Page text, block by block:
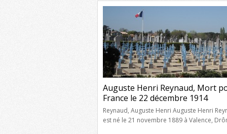
classe au 42è […]
Auguste Henri Reynaud, Mort
France le 22 décembre 1914
Reynaud, Auguste Henri Auguste Henri
est né le 21 novembre 1889 à Valence,